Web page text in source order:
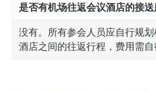
是否有机场往返会议酒店的接送
没有。所有参会人员应自行规
酒店之间的往返行程，费用需自